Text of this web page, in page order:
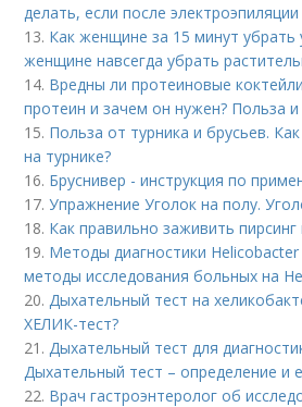
делать, если после
13. Как женщине за 15 минут убрать
женщине навсегда убрать
14. Вредны ли протеиновые
протеин и зачем он нужен? Польза
15. Польза от турника и брусьев.
на турнике?
16. Бруснивер - инструкция по
17.Упражнение Уголок на полу.
18. Как правильно заживить пирсинг
19. Методы диагностики
методы исследования больных на
20.Дыхательный тест на
ХЕЛИК-тест?
21.Дыхательный тест для
Дыхательный тест – определение и
22. Врач гастроэнтеролог об